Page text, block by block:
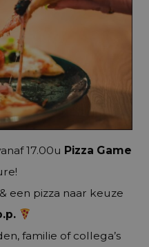
17.00u Pizza Game
een pizza naar keuze
familie of collega’s